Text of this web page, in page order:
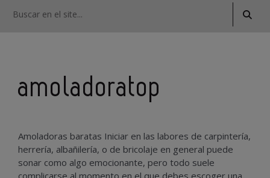
amoladoratop
Amoladoras baratas Iniciar en las labores de carpintería,
herrería, albañilería, o de bricolaje en general puede
sonar como algo emocionante, pero todo suele